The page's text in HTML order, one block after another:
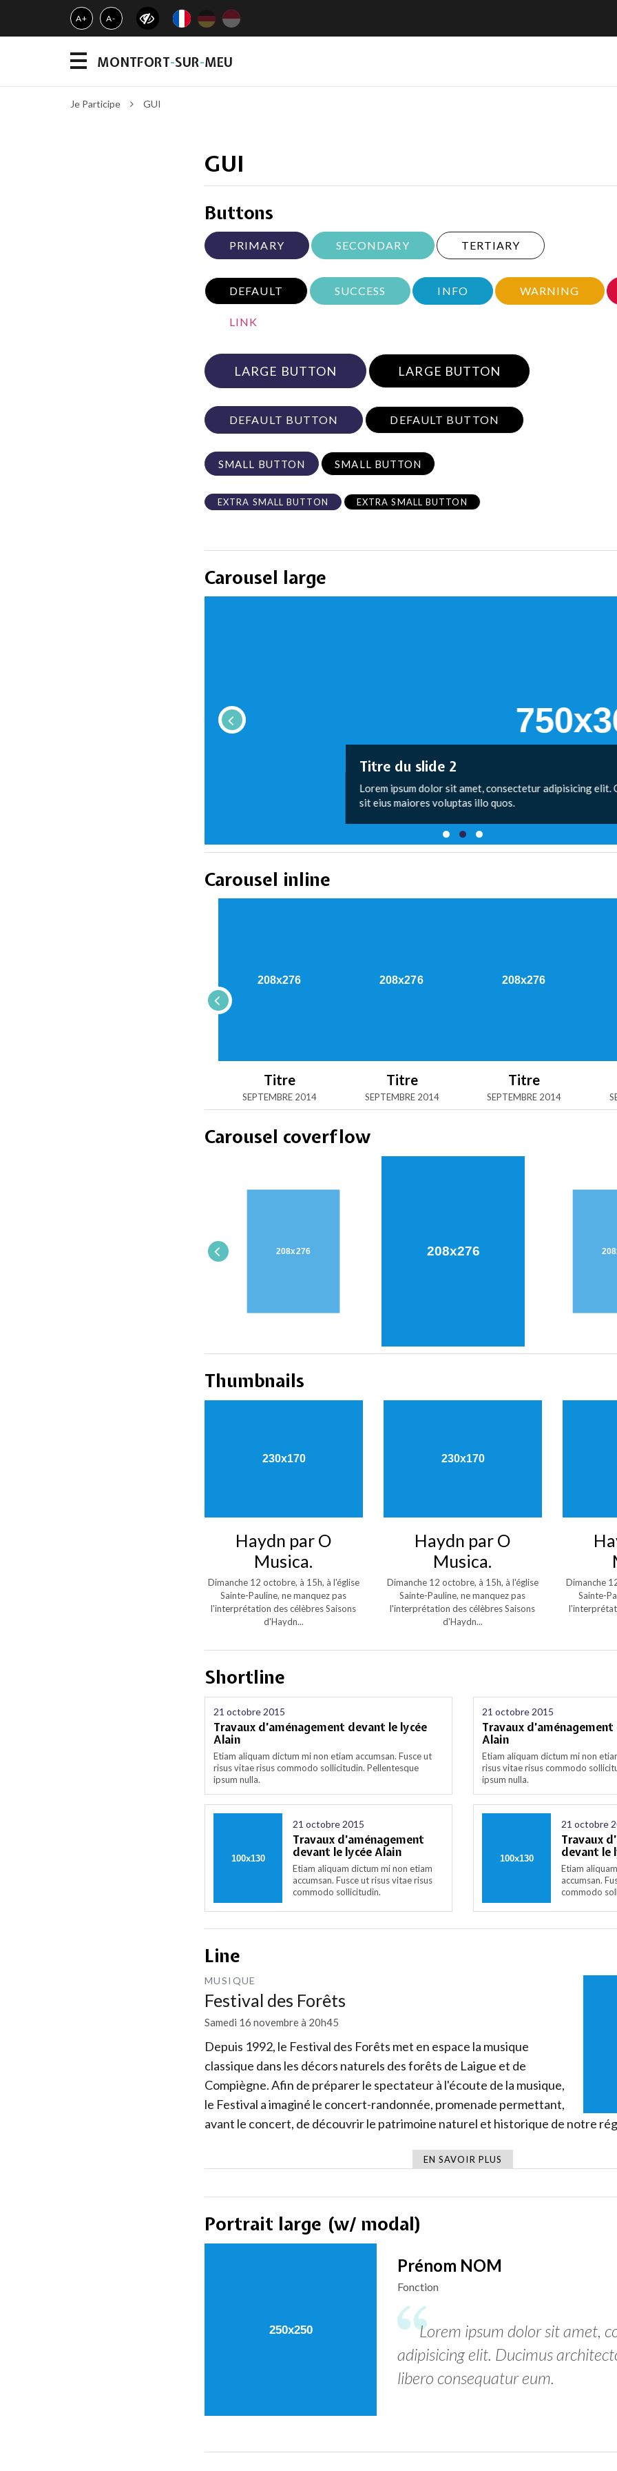
Gestion des traceurs
A+ A-
MONTFORT-SUR-MEU
Je Participe GUI
GUI
Buttons
PRIMARY SECONDARY TERTIARY
DEFAULT SUCCESS INFO WARNING
LINK
LARGE BUTTON LARGE BUTTON
DEFAULT BUTTON DEFAULT BUTTON
SMALL BUTTON SMALL BUTTON
EXTRA SMALL BUTTON EXTRA SMALL BUTTON
Carousel large
Lorem ipsum dolor sit amet, consectetur adipisicing elit. Quibusdam
sit eius maiores voluptas illo quos.
Carousel inline
Titre
SEPTEMBRE 2014
Titre
SEPTEMBRE 2014
Titre
SEPTEMBRE 2014
Carousel coverflow
Thumbnails
Haydn par O
Musica.
Dimanche 12 octobre, à 15h, à l'église
Sainte-Pauline, ne manquez pas
l'interprétation des célèbres Saisons
d'Haydn...
Haydn par O
Musica.
Dimanche 12 octobre, à 15h, à l'église
Sainte-Pauline, ne manquez pas
l'interprétation des célèbres Saisons
d'Haydn...
Dimanche
Sainte-
Shortline
21 octobre 2015
Travaux d’aménagement devant le lycée
Alain
Etiam aliquam dictum mi non etiam accumsan. Fusce ut
risus vitae risus commodo sollicitudin. Pellentesque
ipsum nulla.
21 octobre 2015
Travaux
Alain
Etiam aliquam dictum mi non
risus vitae risus commodo
ipsum nulla.
21 octobre 2015
Travaux d’aménagement
devant le lycée Alain
Etiam aliquam dictum mi non etiam
accumsan. Fusce ut risus vitae risus
commodo sollicitudin.
21 octobre
Travaux
devant le
Etiam
accumsan.
commodo
Line
MUSIQUE
Festival des Forêts
Samedi 16 novembre à 20h45
Depuis 1992, le Festival des Forêts met en espace la musique
classique dans les décors naturels des forêts de Laigue et de
Compiègne. Afin de préparer le spectateur à l'écoute de la musique,
le Festival a imaginé le concert-randonnée, promenade permettant,
avant le concert, de découvrir le patrimoine naturel et historique de notre
EN SAVOIR PLUS
Portrait large (w/ modal)
Prénom NOM
Fonction
Lorem ipsum dolor sit amet,
adipisicing elit. Ducimus
libero consequatur eum.